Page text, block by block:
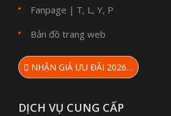
Fanpage | T, L, Y, P
Bản đồ trang web
NHẬN GIÁ ƯU ĐÃI 2026…
DỊCH VỤ CUNG CẤP